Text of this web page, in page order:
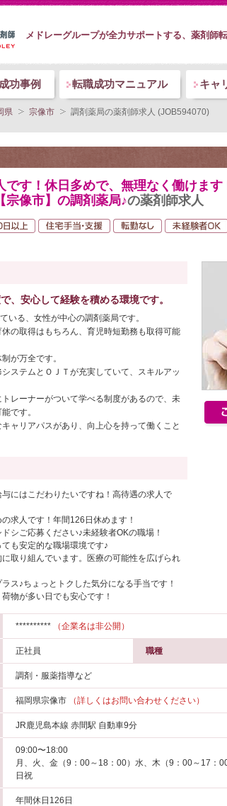
メドレーグループが全力サポートする、薬剤師転
功事例 転職成功マニュアル キャ
県 宗像市 調剤薬局の薬剤師求人 (JOB594070)
です！休日多めで、無理なく働けます
宗像市】の調剤薬局♪の薬剤師求人
、安心して経験を積める環境です。
いる、女性が中心の調剤薬局です。
の取得はもちろん、育児時短勤務も取得可能
が万全です。
ステムとＯＪＴが充実していて、スキルアッ
レーナーがついて学べる制度があるので、未
です。
ャリアパスがあり、向上心を持って働くこと
にはこだわりたいですね！高待遇の求人で
求人です！年間126日休めます！
シご応募ください♪未経験者OKの職場！
も安定的な職場環境です♪
取り組んでいます。医療の可能性を広げられ
ス♪ちょっとトクした気分になる手当です！
物が多い日でも安心です！
********** （企業名は非公開）
正社員 職種
調剤・服薬指導など
福岡県宗像市 （詳しくはお問い合わせください）
JR鹿児島本線 赤間駅 自動車9分
09:00〜18:00
月、火、金（9：00～18：00）水、木（9：00～17：
日祝
年間休日126日